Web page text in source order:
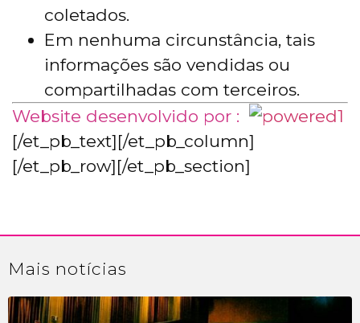
coletados.
Em nenhuma circunstância, tais
informações são vendidas ou
compartilhadas com terceiros.
Website desenvolvido por :
[/et_pb_text][/et_pb_column]
[/et_pb_row][/et_pb_section]
Mais notícias